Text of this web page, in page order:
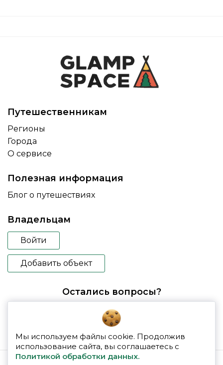
Путешественникам
Регионы
Города
О сервисе
Полезная информация
Блог о путешествиях
Владельцам
Войти
Добавить объект
Остались вопросы?
booking@glampspace.ru
Мы используем файлы cookie. Продолжив
использование сайта, вы соглашаетесь с
Политикой обработки данных.